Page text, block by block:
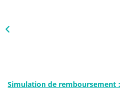
Simulation de remboursement :